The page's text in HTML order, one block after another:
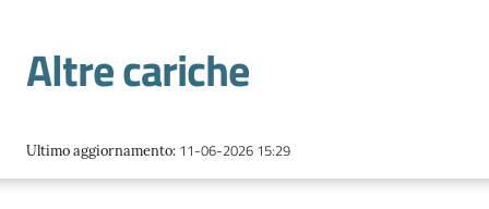
Gestire
Altre cariche
Ultimo aggiornamento: 11-06-2026 15:29